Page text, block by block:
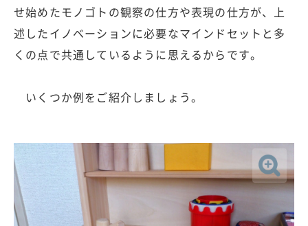
せ始めたモノゴトの観察の仕方や表現の仕方が、上
述したイノベーションに必要なマインドセットと多
くの点で共通しているように思えるからです。
いくつか例をご紹介しましょう。